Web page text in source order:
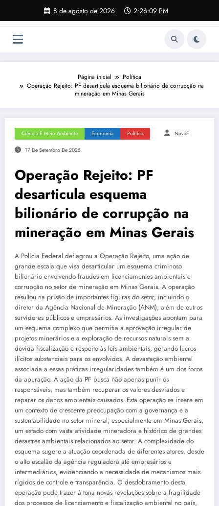
o
8 de agosto de 2026 2:26:09 PM
Página inicial
Política
Operação Rejeito: PF desarticula esquema bilionário de corrupção na
mineração em Minas Gerais
Ciência E Meio Ambiente Economia Política NovaE
17 De Setembro De 2025
Operação Rejeito: PF
desarticula esquema
bilionário de corrupção na
mineração em Minas Gerais
A Polícia Federal deflagrou a Operação Rejeito, uma ação de
grande escala que visa desarticular um esquema criminoso
bilionário envolvendo fraudes em licenciamentos ambientais e
corrupção no setor de mineração em Minas Gerais. A operação
resultou na prisão de importantes figuras do setor, incluindo o
diretor da Agência Nacional de Mineração (ANM), além de outros
servidores públicos e empresários. As investigações apontam para
um esquema complexo que permitia a aprovação irregular de
projetos minerários e a exploração de recursos naturais sem a
devida fiscalização e respeito às leis ambientais, gerando lucros
ilícitos substanciais para os envolvidos. A devastação ambiental
associada a essas práticas irregularidades também é um dos focos
da apuração. A ação da PF busca não apenas punir os
responsáveis, mas também recuperar os valores desviados e
reparar os danos ambientais causados. Esta operação se insere em
um contexto de crescente preocupação com a governança e a
sustentabilidade no setor mineral, especialmente em Minas Gerais,
um estado com vasta atividade mineradora e histórico de grandes
desastres ambientais relacionados ao setor. A complexidade do
esquema sugere a atuação coordenada de diferentes atores, desde
o alto escalão da agência reguladora até empresários e
intermediários, evidenciando a necessidade de mecanismos mais
rígidos de controle e transparência. O desdobramento desta
operação pode trazer à tona novas revelações sobre a fragilidade
dos processos de licenciamento e fiscalização ambiental no país,